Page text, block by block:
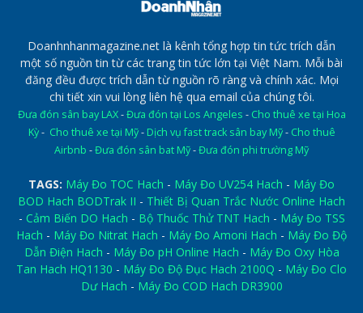
Doanhnhanmagazine.net là kênh tổng hợp tin tức trích dẫn
một số nguồn tin từ các trang tin tức lớn tại Việt Nam. Mỗi bài
đăng đều được trích dẫn từ nguồn rõ ràng và chính xác. Mọi
chi tiết xin vui lòng liên hệ qua email của chúng tôi.
Đưa đón sân bay LAX-Đưa đón tại Los Angeles - Cho thuê xe tại Hoa
Kỳ- Cho thuê xe tại Mỹ- Dịch vụ fast track sân bay Mỹ- Cho thuê
Airbnb -Đưa đón sân bat Mỹ-Đưa đón phi trường Mỹ
TAGS: Máy Đo TOC Hach - Máy Đo UV254 Hach - Máy Đo
BOD Hach BODTrak II - Thiết Bị Quan Trắc Nước Online Hach
- Cảm Biến DO Hach - Bộ Thuốc Thử TNT Hach - Máy Đo TSS
Hach - Máy Đo Nitrat Hach - Máy Đo Amoni Hach - Máy Đo Độ
Dẫn Điện Hach - Máy Đo pH Online Hach - Máy Đo Oxy Hòa
Tan Hach HQ1130 - Máy Đo Độ Đục Hach 2100Q - Máy Đo Clo
Dư Hach - Máy Đo COD Hach DR3900